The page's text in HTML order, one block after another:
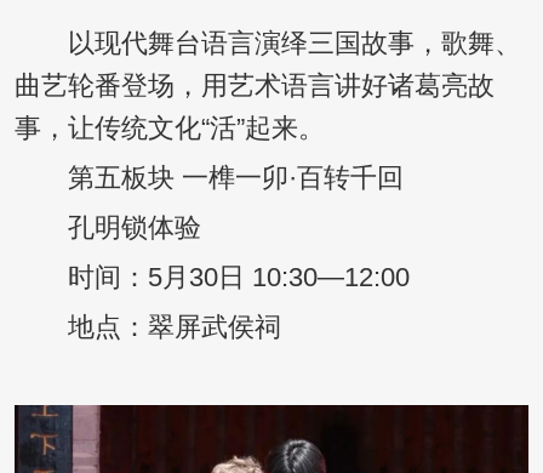
以现代舞台语言演绎三国故事，歌舞、
曲艺轮番登场，用艺术语言讲好诸葛亮故
事，让传统文化“活”起来。
第五板块 一榫一卯·百转千回
孔明锁体验
时间：5月30日 10:30—12:00
地点：翠屏武侯祠